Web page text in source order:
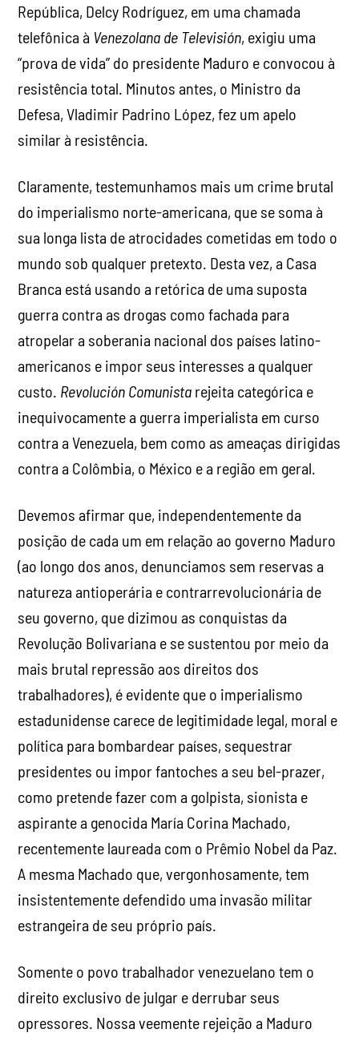
República, Delcy Rodríguez, em uma chamada
telefônica à Venezolana de Televisión, exigiu uma
“prova de vida” do presidente Maduro e convocou à
resistência total. Minutos antes, o Ministro da
Defesa, Vladimir Padrino López, fez um apelo
similar à resistência.
Claramente, testemunhamos mais um crime brutal
do imperialismo norte-americana, que se soma à
sua longa lista de atrocidades cometidas em todo o
mundo sob qualquer pretexto. Desta vez, a Casa
Branca está usando a retórica de uma suposta
guerra contra as drogas como fachada para
atropelar a soberania nacional dos países latino-
americanos e impor seus interesses a qualquer
custo. Revolución Comunista rejeita categórica e
inequivocamente a guerra imperialista em curso
contra a Venezuela, bem como as ameaças dirigidas
contra a Colômbia, o México e a região em geral.
Devemos afirmar que, independentemente da
posição de cada um em relação ao governo Maduro
(ao longo dos anos, denunciamos sem reservas a
natureza antioperária e contrarrevolucionária de
seu governo, que dizimou as conquistas da
Revolução Bolivariana e se sustentou por meio da
mais brutal repressão aos direitos dos
trabalhadores), é evidente que o imperialismo
estadunidense carece de legitimidade legal, moral e
política para bombardear países, sequestrar
presidentes ou impor fantoches a seu bel-prazer,
como pretende fazer com a golpista, sionista e
aspirante a genocida María Corina Machado,
recentemente laureada com o Prêmio Nobel da Paz.
A mesma Machado que, vergonhosamente, tem
insistentemente defendido uma invasão militar
estrangeira de seu próprio país.
Somente o povo trabalhador venezuelano tem o
direito exclusivo de julgar e derrubar seus
opressores. Nossa veemente rejeição a Maduro